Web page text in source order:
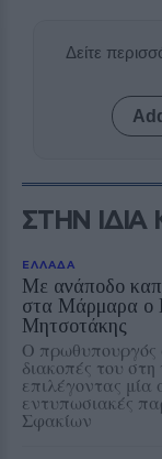
Δείτε
ΣΤΗΝ ΙΔΙΑ
ΕΛΛΑΔΑ
Με ανάποδο
στα Μάρμαρα ο
Μητσοτάκης
Ο πρωθυπουργός
διακοπές του στη
επιλέγοντας μία
εντυπωσιακές
Σφακίων